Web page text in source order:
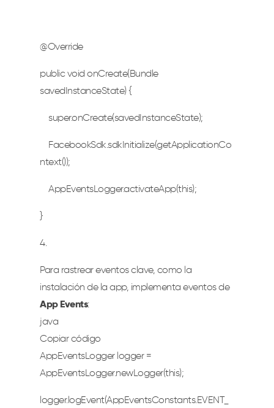
@Override
public void onCreate(Bundle
savedInstanceState) {
super.onCreate(savedInstanceState);
FacebookSdk.sdkInitialize(getApplicationCo
ntext());
AppEventsLogger.activateApp(this);
}
4.
Para rastrear eventos clave, como la
instalación de la app, implementa eventos de
App Events:
java
Copiar código
AppEventsLogger logger =
AppEventsLogger.newLogger(this);
logger.logEvent(AppEventsConstants.EVENT_